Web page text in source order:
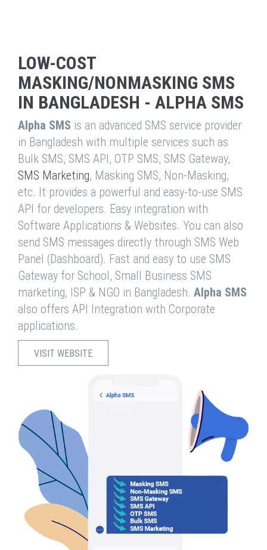
LOW-COST
MASKING/NONMASKING SMS
IN BANGLADESH - ALPHA SMS
Alpha SMS is an advanced SMS service provider
in Bangladesh with multiple services such as
Bulk SMS, SMS API, OTP SMS, SMS Gateway,
SMS Marketing, Masking SMS, Non-Masking,
etc. It provides a powerful and easy-to-use SMS
API for developers. Easy integration with
Software Applications & Websites. You can also
send SMS messages directly through SMS Web
Panel (Dashboard). Fast and easy to use SMS
Gateway for School, Small Business SMS
marketing, ISP & NGO in Bangladesh. Alpha SMS
also offers API Integration with Corporate
applications.
VISIT WEBSITE